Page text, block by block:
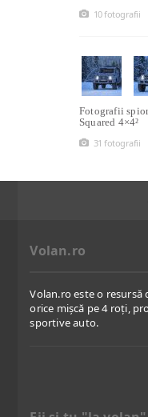
10 fotografii
Fotografii
Squared 4×4²
31 fotografii
Volan.ro
Volan.ro este o
orice mișcă pe 4 roți,
sportive auto.